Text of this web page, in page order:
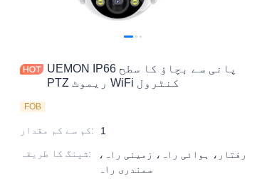
UEMON IP66 پانی سے بچاؤ کا سطح
PTZ ریموٹ WiFi کنٹرول
FOB
کم سے کم مقدار:
1
شپنگ کا طریقہ:
رفتار، ہوائی راہ، زمینی راہ،
سمندری راہ